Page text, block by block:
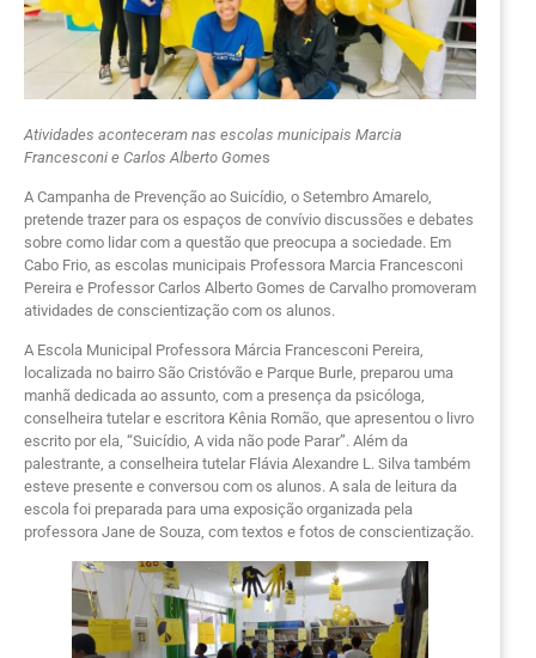
Atividades aconteceram nas escolas municipais Marcia
Francesconi e Carlos Alberto Gomes
A Campanha de Prevenção ao Suicídio, o Setembro Amarelo,
pretende trazer para os espaços de convívio discussões e debates
sobre como lidar com a questão que preocupa a sociedade. Em
Cabo Frio, as escolas municipais Professora Marcia Francesconi
Pereira e Professor Carlos Alberto Gomes de Carvalho promoveram
atividades de conscientização com os alunos.
A Escola Municipal Professora Márcia Francesconi Pereira,
localizada no bairro São Cristóvão e Parque Burle, preparou uma
manhã dedicada ao assunto, com a presença da psicóloga,
conselheira tutelar e escritora Kênia Romão, que apresentou o livro
escrito por ela, “Suicídio, A vida não pode Parar”. Além da
palestrante, a conselheira tutelar Flávia Alexandre L. Silva também
esteve presente e conversou com os alunos. A sala de leitura da
escola foi preparada para uma exposição organizada pela
professora Jane de Souza, com textos e fotos de conscientização.